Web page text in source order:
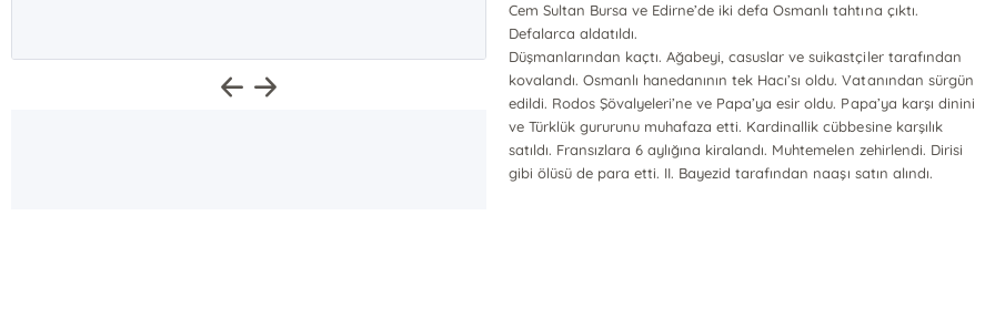
Cem Sultan Bursa ve Edirne’de iki defa Osmanlı tahtına çıktı.
Defalarca aldatıldı.
Düşmanlarından kaçtı. Ağabeyi, casuslar ve suikastçiler tarafından
kovalandı. Osmanlı hanedanının tek Hacı’sı oldu. Vatanından sürgün
edildi. Rodos Şövalyeleri’ne ve Papa’ya esir oldu. Papa’ya karşı dinini
ve Türklük gururunu muhafaza etti. Kardinallik cübbesine karşılık
satıldı. Fransızlara 6 aylığına kiralandı. Muhtemelen zehirlendi. Dirisi
gibi ölüsü de para etti. II. Bayezid tarafından naaşı satın alındı.